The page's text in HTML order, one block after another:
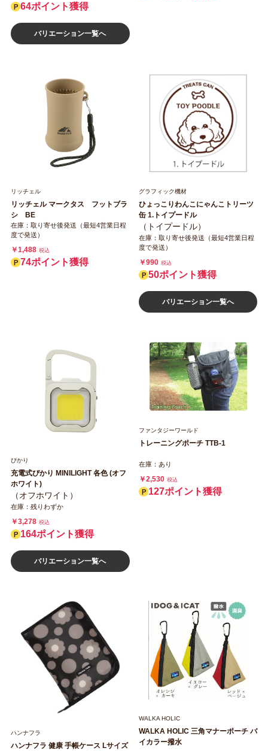
64ポイント獲得
バリエーション一覧へ
リッチェル
リッチェル マークタス フットブラ
シ BE
在庫：取り寄せ後発送（最短4営業日程
度で発送）
￥1,488 税込
74ポイント獲得
グラフィック機材
ひょっこりわんこにゃんこトリーツ
缶 1.トイプードル
（トイプードル）
在庫：取り寄せ後発送（最短4営業日程
度で発送）
￥990 税込
50ポイント獲得
バリエーション一覧へ
ぴかり
充電式ぴかり MINILIGHT 各色 (オフ
ホワイト)
（オフホワイト）
在庫：残りわずか
￥3,278 税込
164ポイント獲得
バリエーション一覧へ
ファンタジーワールド
トレーニングポーチ TTB-1
在庫：あり
￥2,530 税込
127ポイント獲得
ハンナフラ
ハンナフラ 健康 手帳ケース Lサイズ
WALKA HOLIC
WALKA HOLIC 三角マナーポーチ バ
イカラー撥水